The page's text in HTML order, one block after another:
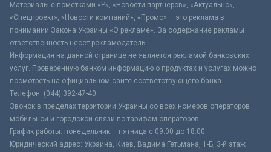
Материалы с пометками «Р», «Новости партнёров», «Актуально»,
«Спецпроект», «Новости компаний», «Промо» – это реклама в
понимании Закона Украины «О рекламе». За содержание рекламы
ответственность несёт рекламодатель.
Информация на данной странице не является рекламой банковских
услуг. Проверенную банком информацию о продуктах и услугах можно
посмотреть на официальном сайте соответствующего банка.
Телефон: (044) 392-47-40
Звонок в пределах территории Украины со всех номеров операторов
мобильной и городской связи по тарифам операторов
График работы: понедельник – пятница с 09:00 до 18:00
Юридический адрес: Украина, Киев, Вадима Гетьмана, 1-Б, 3-й этаж